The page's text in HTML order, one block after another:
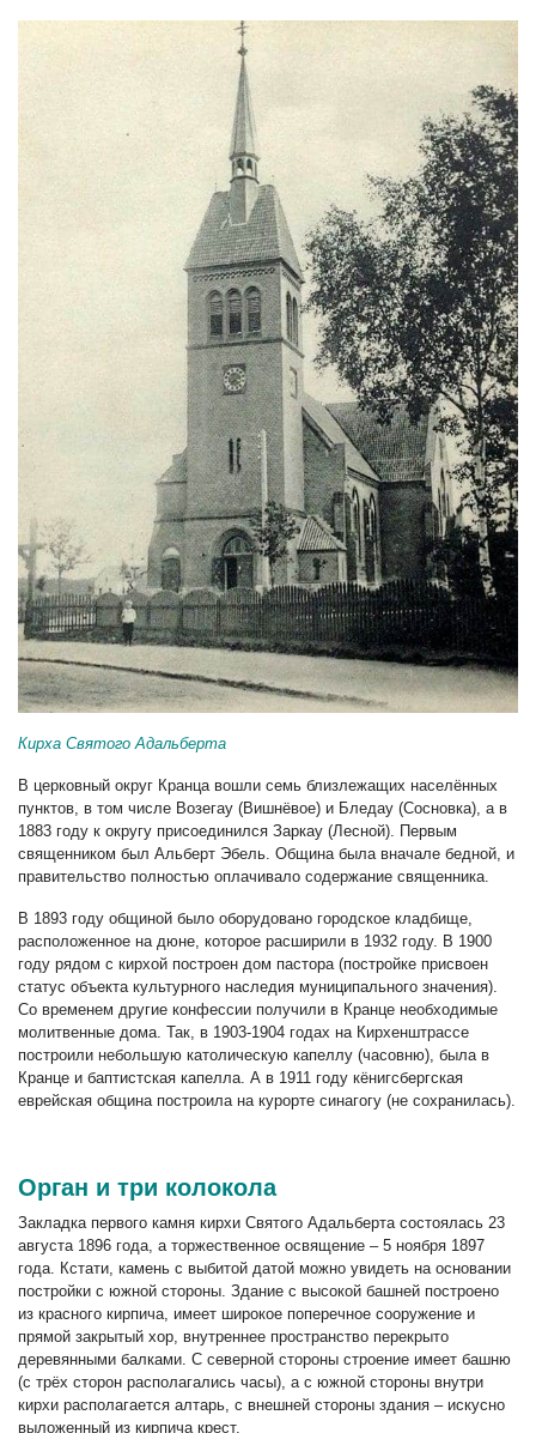
Кирха Святого Адальберта
В церковный округ Кранца вошли семь близлежащих населённых
пунктов, в том числе Возегау (Вишнёвое) и Бледау (Сосновка), а в
1883 году к округу присоединился Заркау (Лесной). Первым
священником был Альберт Эбель. Община была вначале бедной, и
правительство полностью оплачивало содержание священника.
В 1893 году общиной было оборудовано городское кладбище,
расположенное на дюне, которое расширили в 1932 году. В 1900
году рядом с кирхой построен дом пастора (постройке присвоен
статус объекта культурного наследия муниципального значения).
Со временем другие конфессии получили в Кранце необходимые
молитвенные дома. Так, в 1903-1904 годах на Кирхенштрассе
построили небольшую католическую капеллу (часовню), была в
Кранце и баптистская капелла. А в 1911 году кёнигсбергская
еврейская община построила на курорте синагогу (не сохранилась).
Орган и три колокола
Закладка первого камня кирхи Святого Адальберта состоялась 23
августа 1896 года, а торжественное освящение – 5 ноября 1897
года. Кстати, камень с выбитой датой можно увидеть на основании
постройки с южной стороны. Здание с высокой башней построено
из красного кирпича, имеет широкое поперечное сооружение и
прямой закрытый хор, внутреннее пространство перекрыто
деревянными балками. С северной стороны строение имеет башню
(с трёх сторон располагались часы), а с южной стороны внутри
кирхи располагается алтарь, с внешней стороны здания – искусно
выложенный из кирпича крест.